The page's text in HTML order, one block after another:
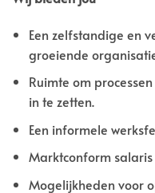
Een zelfstandige en
groeiende
Ruimte om
in te zetten.
Een informele
Marktconform
Mogelijkheden voor